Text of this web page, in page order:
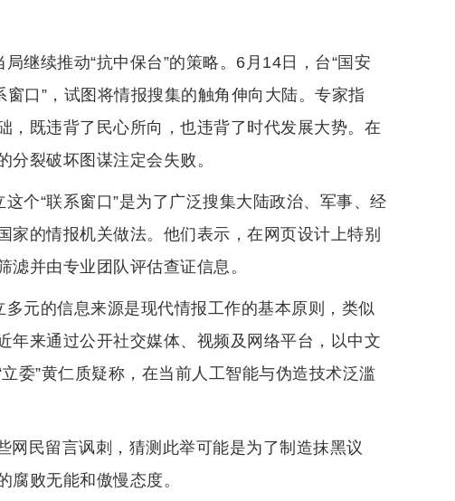
继续推动“抗中保台”的策略。6月14日，台“国安
口”，试图将情报搜集的触角伸向大陆。专家指
，既违背了民心所向，也违背了时代发展大势。在
裂破坏图谋注定会失败。
个“联系窗口”是为了广泛搜集大陆政治、军事、经
的情报机关做法。他们表示，在网页设计上特别
并由专业团队评估查证信息。
元的信息来源是现代情报工作的基本原则，类似
年来通过公开社交媒体、视频及网络平台，以中文
委”黄仁质疑称，在当前人工智能与伪造技术泛滥
网民留言讽刺，猜测此举可能是为了制造抹黑议
败无能和傲慢态度。